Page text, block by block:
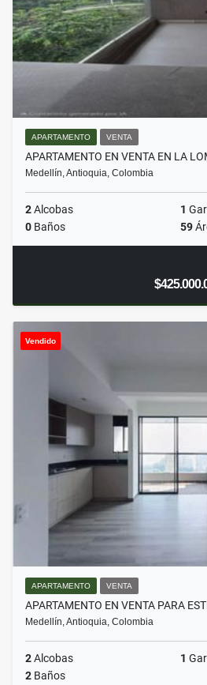
APARTAMENTO VENTA
APARTAMENTO EN VENTA EN LA
Medellín, Antioquia, Colombia
2Alcobas 1
0 Baños 59
Vendido
APARTAMENTO VENTA
APARTAMENTO EN VENTA PARA
Medellín, Antioquia, Colombia
2Alcobas 1
2 Baños